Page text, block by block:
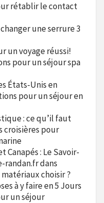
rétablir le contact
une serrure 3
un voyage réussi!
pour un séjour spa
États-Unis en
pour un séjour en
: ce qu’il faut
croisières pour
Canapés : Le Savoir-
randan.frdans
choisir ?
à y faire en 5 Jours
un séjour